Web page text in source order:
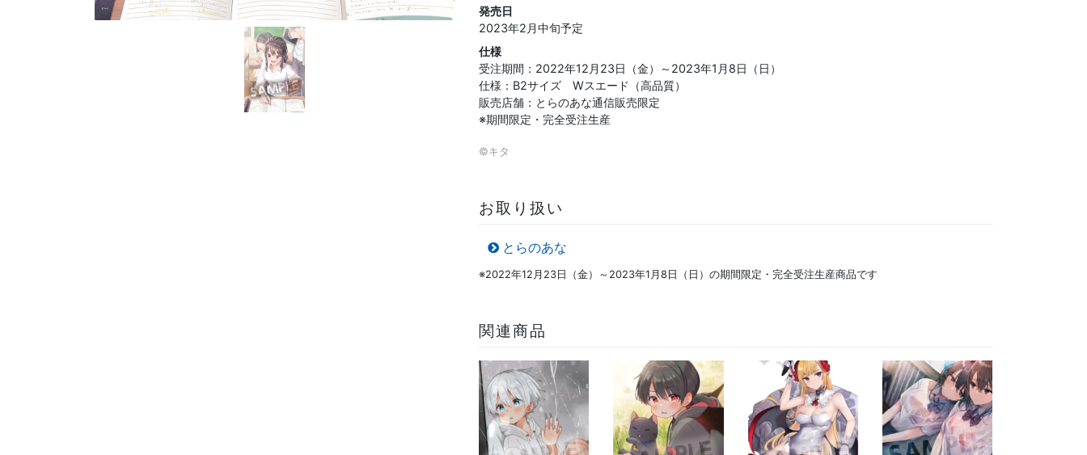
発売日
2023年2月中旬予定
仕様
受注期間：2022年12月23日（金）～2023年1月8日（日）
仕様：B2サイズ Wスエード（高品質）
販売店舗：とらのあな通信販売限定
※期間限定・完全受注生産
©キタ
お取り扱い
とらのあな
※2022年12月23日（金）～2023年1月8日（日）の期間限定・完全受注生産商品です
関連商品